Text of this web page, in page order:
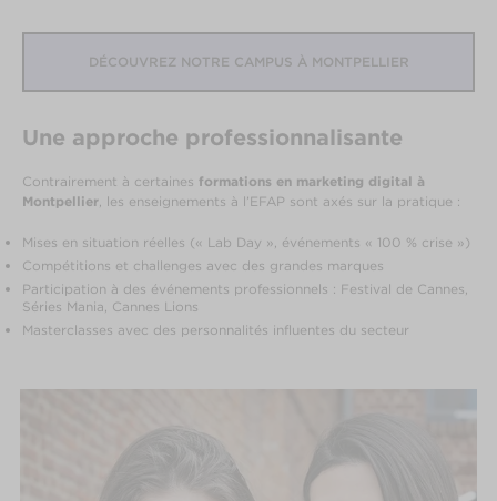
DÉCOUVREZ NOTRE CAMPUS À MONTPELLIER
Une approche professionnalisante
Contrairement à certaines formations en marketing digital à
Montpellier, les enseignements à l’EFAP sont axés sur la pratique :
Mises en situation réelles (« Lab Day », événements « 100 % crise »)
Compétitions et challenges avec des grandes marques
Participation à des événements professionnels : Festival de Cannes,
Séries Mania, Cannes Lions
Masterclasses avec des personnalités influentes du secteur